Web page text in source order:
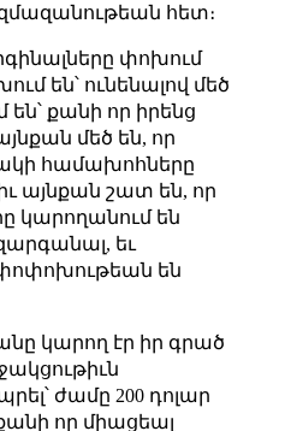
հետ։
փոխում
են՝ ունենալով մեծ
են՝ քանի որ իրենց
մեծ են, որ
համախոհները
այնքան շատ են, որ
կարողանում են
եւ
են
կարող էր իր գրած
ժամը 200 դոլար
որ միացեալ